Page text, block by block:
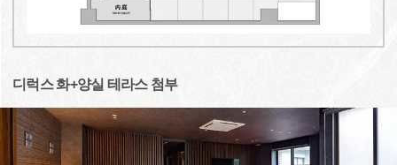
디럭스 화+양실 테라스 첨부